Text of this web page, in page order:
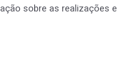
sobre as realizações e